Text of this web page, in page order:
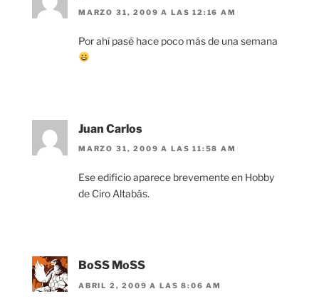
MARZO 31, 2009 A LAS 12:16 AM
Por ahí pasé hace poco más de una semana
Juan Carlos
MARZO 31, 2009 A LAS 11:58 AM
Ese edificio aparece brevemente en Hobby
de Ciro Altabás.
BoSS MoSS
ABRIL 2, 2009 A LAS 8:06 AM